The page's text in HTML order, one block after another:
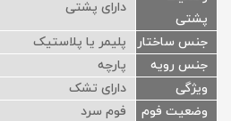
پشتی
دارای پشتی
جنس ساختار
پلیمر یا پلاستیک
جنس رویه
پارچه
ویژگی
دارای تشک
وضعیت فوم
فوم سرد